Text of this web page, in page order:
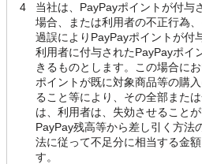
4
当社は、PayPayポイントが付与
場合、または利用者の不正行為
過誤によりPayPayポイントが付
利用者に付与されたPayPayポイ
きるものとします。この場合に
ポイントが既に対象商品等の購
ること等により、その全部また
は、利用者は、失効させること
PayPay残高等から差し引く方法
法に従って不足分に相当する金
す。